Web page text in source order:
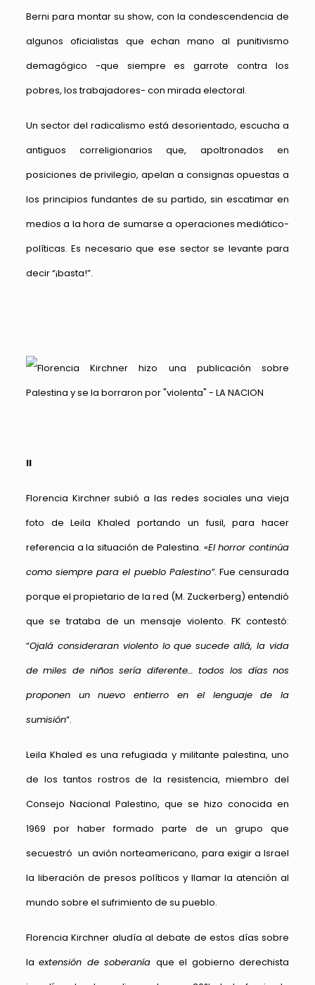
Berni para montar su show, con la condescendencia de
algunos oficialistas que echan mano al punitivismo
demagógico -que siempre es garrote contra los
pobres, los trabajadores- con mirada electoral.
Un sector del radicalismo está desorientado, escucha a
antiguos correligionarios que, apoltronados en
posiciones de privilegio, apelan a consignas opuestas a
los principios fundantes de su partido, sin escatimar en
medios a la hora de sumarse a operaciones mediático-
políticas. Es necesario que ese sector se levante para
decir “¡basta!”.
II
Florencia Kirchner subió a las redes sociales una vieja
foto de Leila Khaled portando un fusil, para hacer
referencia a la situación de Palestina. «El horror continúa
como siempre para el pueblo Palestino”. Fue censurada
porque el propietario de la red (M. Zuckerberg) entendió
que se trataba de un mensaje violento. FK contestó:
“Ojalá consideraran violento lo que sucede allá, la vida
de miles de niños sería diferente… todos los días nos
proponen un nuevo entierro en el lenguaje de la
sumisión”.
Leila Khaled es una refugiada y militante palestina, uno
de los tantos rostros de la resistencia, miembro del
Consejo Nacional Palestino, que se hizo conocida en
1969 por haber formado parte de un grupo que
secuestró un avión norteamericano, para exigir a Israel
la liberación de presos políticos y llamar la atención al
mundo sobre el sufrimiento de su pueblo.
Florencia Kirchner aludía al debate de estos días sobre
laextensión de soberanía que el gobierno derechista